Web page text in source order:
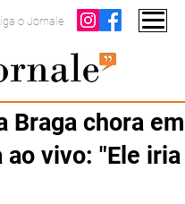
o Jornale
Braga chora em
ao vivo: "Ele iria